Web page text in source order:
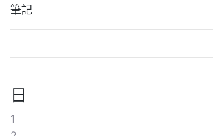
筆記
日
1